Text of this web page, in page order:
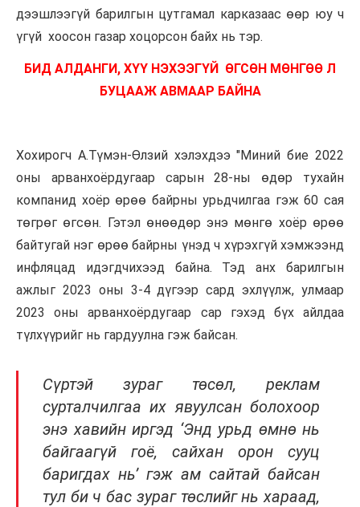
дээшлээгүй барилгын цутгамал карказаас өөр юу ч
үгүй хоосон газар хоцорсон байх нь тэр.
БИД АЛДАНГИ, ХҮҮ НЭХЭЭГҮЙ ӨГСӨН МӨНГӨӨ Л
БУЦААЖ АВМААР БАЙНА
Хохирогч А.Түмэн-Өлзий хэлэхдээ "Миний бие 2022
оны арванхоёрдугаар сарын 28-ны өдөр тухайн
компанид хоёр өрөө байрны урьдчилгаа гэж 60 сая
төгрөг өгсөн. Гэтэл өнөөдөр энэ мөнгө хоёр өрөө
байтугай нэг өрөө байрны үнэд ч хүрэхгүй хэмжээнд
инфляцад идэгдчихээд байна. Тэд анх барилгын
ажлыг 2023 оны 3-4 дүгээр сард эхлүүлж, улмаар
2023 оны арванхоёрдугаар сар гэхэд бүх айлдаа
түлхүүрийг нь гардуулна гэж байсан.
Сүртэй зураг төсөл, реклам
сурталчилгаа их явуулсан болохоор
энэ хавийн иргэд ‘Энд урьд өмнө нь
байгаагүй гоё, сайхан орон сууц
баригдах нь’ гэж ам сайтай байсан
тул би ч бас зураг төслийг нь хараад,